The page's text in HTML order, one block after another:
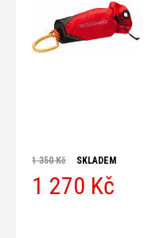
1 350 Kč SKLADEM
1 270 Kč